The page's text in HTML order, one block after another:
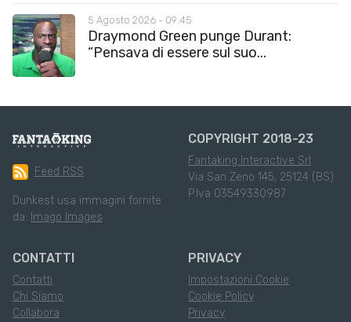
5 Agosto 2026 - 09:45
Draymond Green punge Durant:
“Pensava di essere sul suo...
Feed RSS
Dunkest usa immagini fornite
da: Imago Images
COPYRIGHT 2018-23
Fantaking Interactive Srl
Via San Zeno 145, 25124 (BS)
P.Iva 03549330987
CONTATTI
Contatti
Chi Siamo
Collabora
PRIVACY
Impostazioni Cookie
Cookie Policy
Privacy